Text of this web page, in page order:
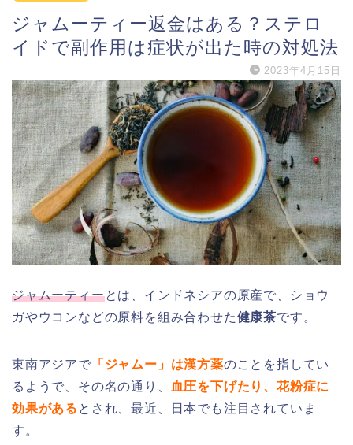
ジャムーティー返金はある？ステロ
イドで副作用は症状が出た時の対処法
2023年4月15日
ジャムーティーとは、インドネシアの原産で、ショウ
ガやウコンなどの原料を組み合わせた健康茶です。
東南アジアで 「ジャムー」は漢方薬のことを指してい
るようで、その名の通り、
血圧を下げたり、花粉症に
効果がある とされ、最近、日本でも注目されていま
す。